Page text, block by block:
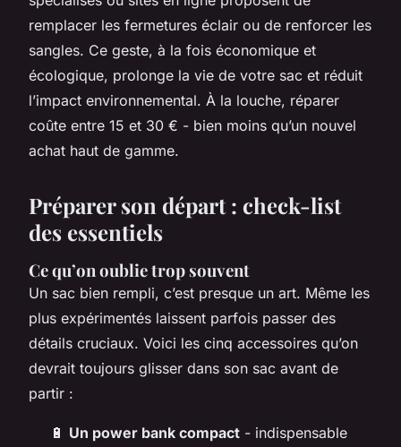
remplacer les fermetures éclair ou de renforcer les
sangles. Ce geste, à la fois économique et
écologique, prolonge la vie de votre sac et réduit
l’impact environnemental. À la louche, réparer
coûte entre 15 et 30 € - bien moins qu’un nouvel
achat haut de gamme.
Préparer son départ : check-list
des essentiels
Ce qu’on oublie trop souvent
Un sac bien rempli, c’est presque un art. Même les
plus expérimentés laissent parfois passer des
détails cruciaux. Voici les cinq accessoires qu’on
devrait toujours glisser dans son sac avant de
partir :
🔋 Un power bank compact - indispensable